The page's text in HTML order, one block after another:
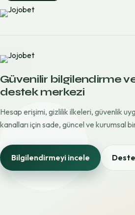
Güvenilir bilgilendirme
destek merkezi
Hesap erişimi, gizlilik ilkeleri, güvenlik
kanalları için sade, güncel ve kurumsal
Bilgilendirmeyi incele